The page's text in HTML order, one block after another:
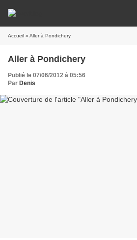
Accueil » Aller à Pondichery
Aller à Pondichery
Publié le 07/06/2012 à 05:56
Par Denis